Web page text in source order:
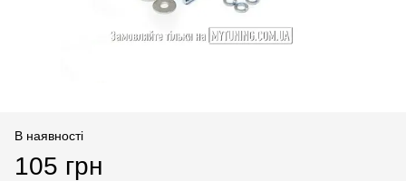
В наявності
105 грн